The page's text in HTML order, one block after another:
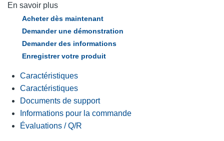
En savoir plus
Acheter dès maintenant
Demander une démonstration
Demander des informations
Enregistrer votre produit
Caractéristiques
Caractéristiques
Documents de support
Informations pour la commande
Évaluations / Q/R